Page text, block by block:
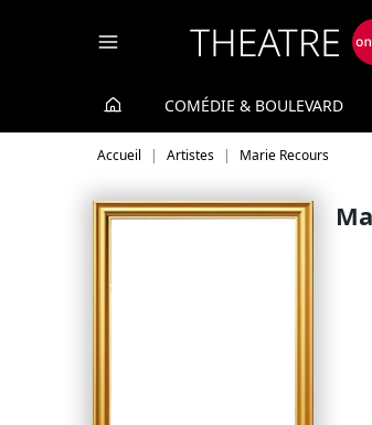
COMÉDIE & BOULEVARD
Accueil Artistes Marie Recours